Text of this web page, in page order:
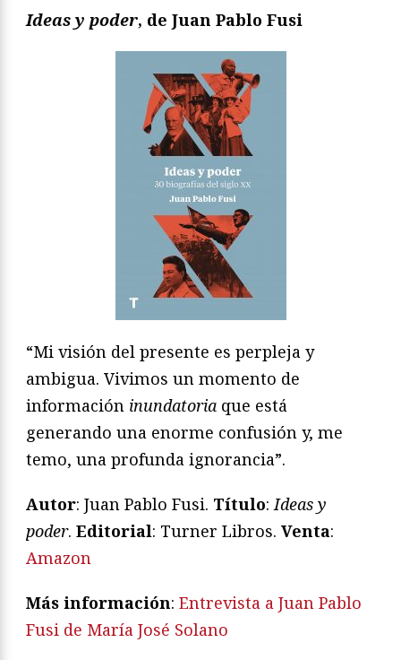
Ideas y poder, de Juan Pablo Fusi
“Mi visión del presente es perpleja y
ambigua. Vivimos un momento de
información inundatoria que está
generando una enorme confusión y, me
temo, una profunda ignorancia”.
Autor: Juan Pablo Fusi. Título:Ideas y
poder. Editorial: Turner Libros. Venta:
Amazon
Más información: Entrevista a Juan Pablo
Fusi de María José Solano